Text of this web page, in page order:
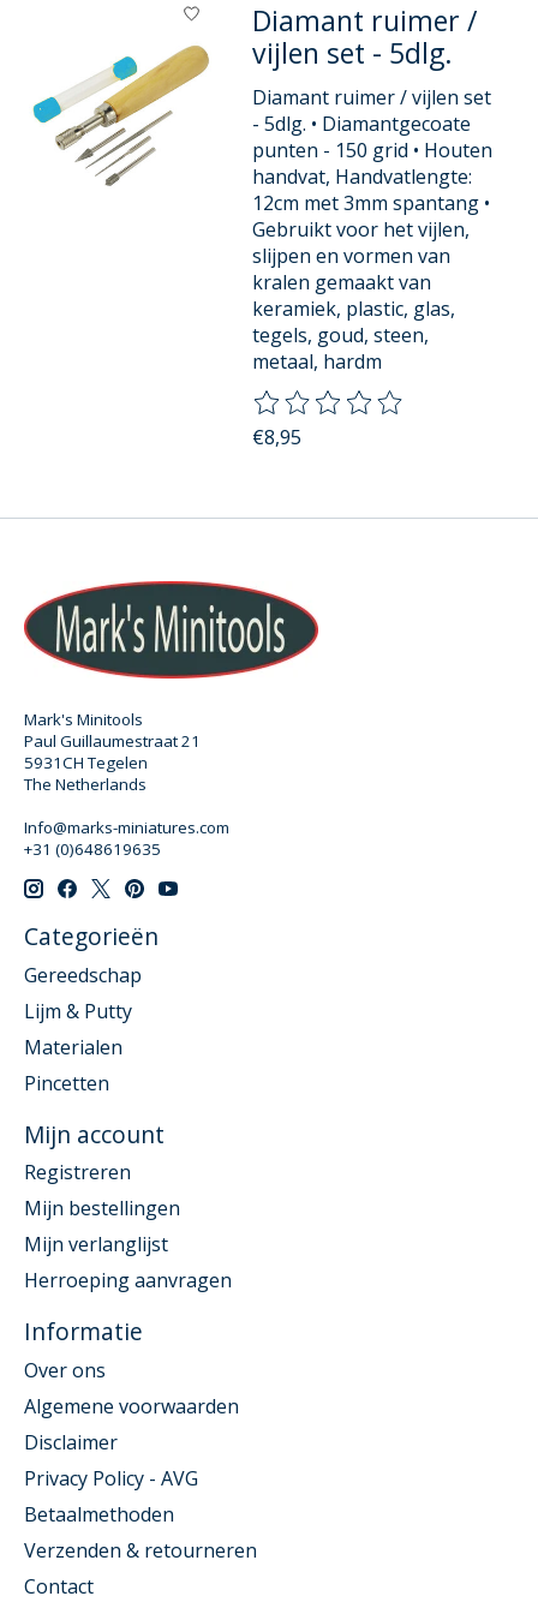
Diamant ruimer /
vijlen set - 5dlg.
Diamant ruimer / vijlen set
- 5dlg. • Diamantgecoate
punten - 150 grid • Houten
handvat, Handvatlengte:
12cm met 3mm spantang •
Gebruikt voor het vijlen,
slijpen en vormen van
kralen gemaakt van
keramiek, plastic, glas,
tegels, goud, steen,
metaal, hardm
De beoordeling van dit
€8,95
Mark's Minitools
Paul Guillaumestraat 21
5931CH Tegelen
The Netherlands
Info@marks-miniatures.com
+31 (0)648619635
Categorieën
Gereedschap
Lijm & Putty
Materialen
Pincetten
Mijn account
Registreren
Mijn bestellingen
Mijn verlanglijst
Herroeping aanvragen
Informatie
Over ons
Algemene voorwaarden
Disclaimer
Privacy Policy - AVG
Betaalmethoden
Verzenden & retourneren
Contact